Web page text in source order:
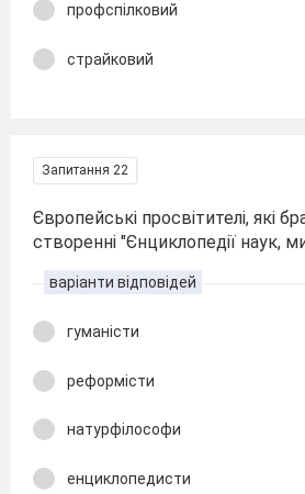
профспілковий
страйковий
Запитання 22
Європейські просвітителі, які
створенні "Єнциклопедії наук,
варіанти відповідей
гуманісти
реформісти
натурфілософи
енциклопедисти